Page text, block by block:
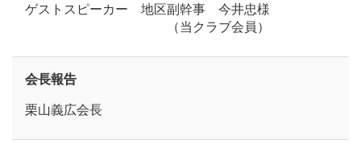
ゲストスピーカー 地区副幹事 今井忠様
（当クラブ会員）
会長報告
栗山義広会長